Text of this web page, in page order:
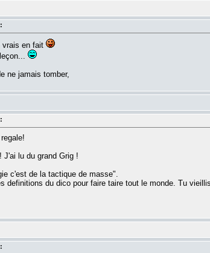
vrais en fait
ne jamais tomber,
J'ai lu du grand Grig !
c'est de la tactique de masse".
definitions du dico pour faire taire tout le monde. Tu